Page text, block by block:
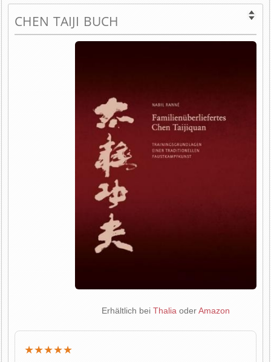
CHEN TAIJI BUCH
Erhältlich bei Thalia oderAmazon
★★★★★